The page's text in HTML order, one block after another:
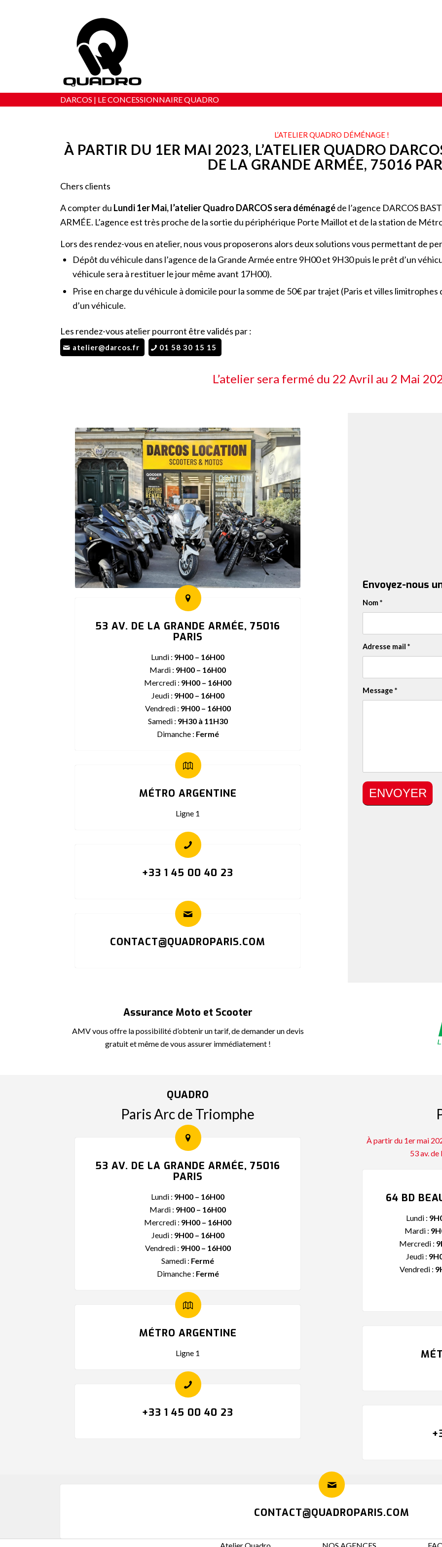
DARCOS | LE CONCESSIONNAIRE QUADRO
L’ATELIER QUADRO DÉMÉNAGE !
À PARTIR DU 1ER MAI 2023, L’ATELIER QUADRO
DE LA GRANDE ARMÉE, 75016
Chers clients
A compter du Lundi 1er Mai, l’atelier Quadro DARCOS sera déménagéde l’agence DARCOS
ARMÉE. L’agence est très proche de la sortie du périphérique Porte Maillot et de la station de
Lors des rendez-vous en atelier, nous vous proposerons alors deux solutions vous permettant de
Dépôt du véhicule dans l’agence de la Grande Armée entre 9H00 et 9H30 puis le prêt d’un
véhicule sera à restituer le jour même avant 17H00).
Prise en charge du véhicule à domicile pour la somme de 50€ par trajet (Paris et villes
d’un véhicule.
Les rendez-vous atelier pourront être validés par :
atelier@darcos.fr 01 58 30 15 15
L’atelier sera fermé du 22 Avril au 2 Mai
53 AV. DE LA GRANDE ARMÉE, 75016
PARIS
Lundi : 9H00 – 16H00
Mardi : 9H00 – 16H00
Mercredi : 9H00 – 16H00
Jeudi : 9H00 – 16H00
Vendredi : 9H00 – 16H00
Samedi : 9H30 à 11H30
Dimanche : Fermé
MÉTRO ARGENTINE
Ligne 1
+33 1 45 00 40 23
CONTACT@QUADROPARIS.COM
Envoyez-nous
Nom*
Adresse mail *
Message *
Assurance Moto et Scooter
AMV vous offre la possibilité d’obtenir un tarif, de demander un devis
gratuit et même de vous assurer immédiatement !
QUADRO
Paris Arc de Triomphe
53 AV. DE LA GRANDE ARMÉE, 75016
PARIS
Lundi : 9H00 – 16H00
Mardi : 9H00 – 16H00
Mercredi : 9H00 – 16H00
Jeudi : 9H00 – 16H00
Vendredi : 9H00 – 16H00
Samedi : Fermé
Dimanche : Fermé
MÉTRO ARGENTINE
Ligne 1
+33 1 45 00 40 23
À partir du 1er mai
53 av.
64 BD
Lundi :
Mardi :
Mercredi :
Jeudi :
Vendredi :
CONTACT@QUADROPARIS.COM